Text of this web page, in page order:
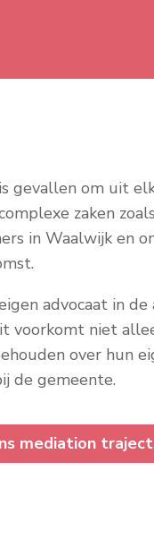
gevallen om uit
zaken
in Waalwijk en
advocaat in
voorkomt niet
over hun
de gemeente.
mediation